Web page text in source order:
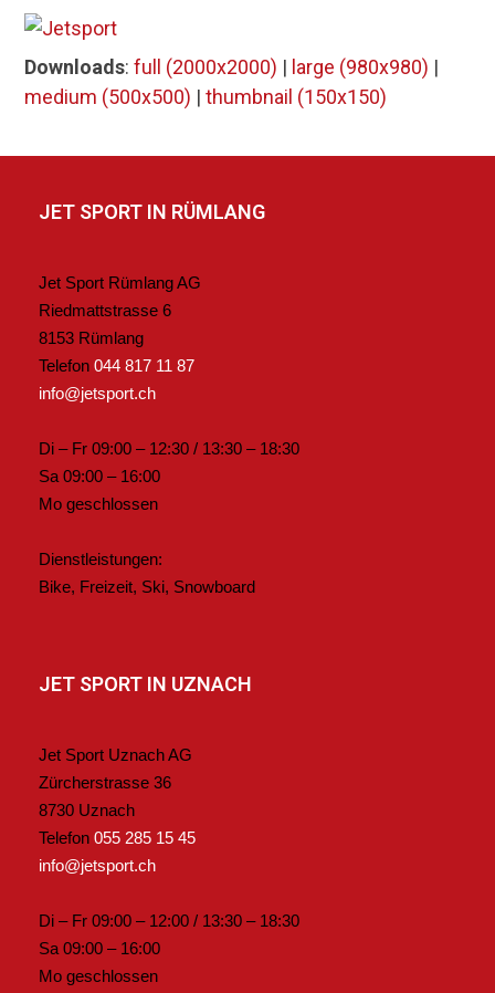
Skip
content
Open
mobile
menu
Close
mobile
menu
Downloads:full (2000x2000) | large (980x980) |
medium (500x500) |thumbnail (150x150)
JET SPORT IN RÜMLANG
Jet Sport Rümlang AG
Riedmattstrasse 6
8153 Rümlang
Telefon 044 817 11 87
info@jetsport.ch
Di – Fr 09:00 – 12:30 / 13:30 – 18:30
Sa 09:00 – 16:00
Mo geschlossen
Dienstleistungen:
Bike, Freizeit, Ski, Snowboard
JET SPORT IN UZNACH
Jet Sport Uznach AG
Zürcherstrasse 36
8730 Uznach
Telefon 055 285 15 45
info@jetsport.ch
Di – Fr 09:00 – 12:00 / 13:30 – 18:30
Sa 09:00 – 16:00
Mo geschlossen